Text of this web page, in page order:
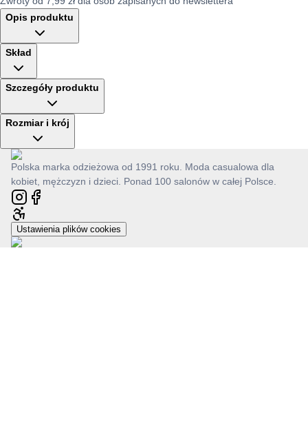
Opis produktu
Skład
Szczegóły produktu
Rozmiar i krój
Polska marka odzieżowa od 1991 roku. Moda casualowa dla
kobiet, mężczyzn i dzieci. Ponad 100 salonów w całej Polsce.
Ustawienia plików cookies